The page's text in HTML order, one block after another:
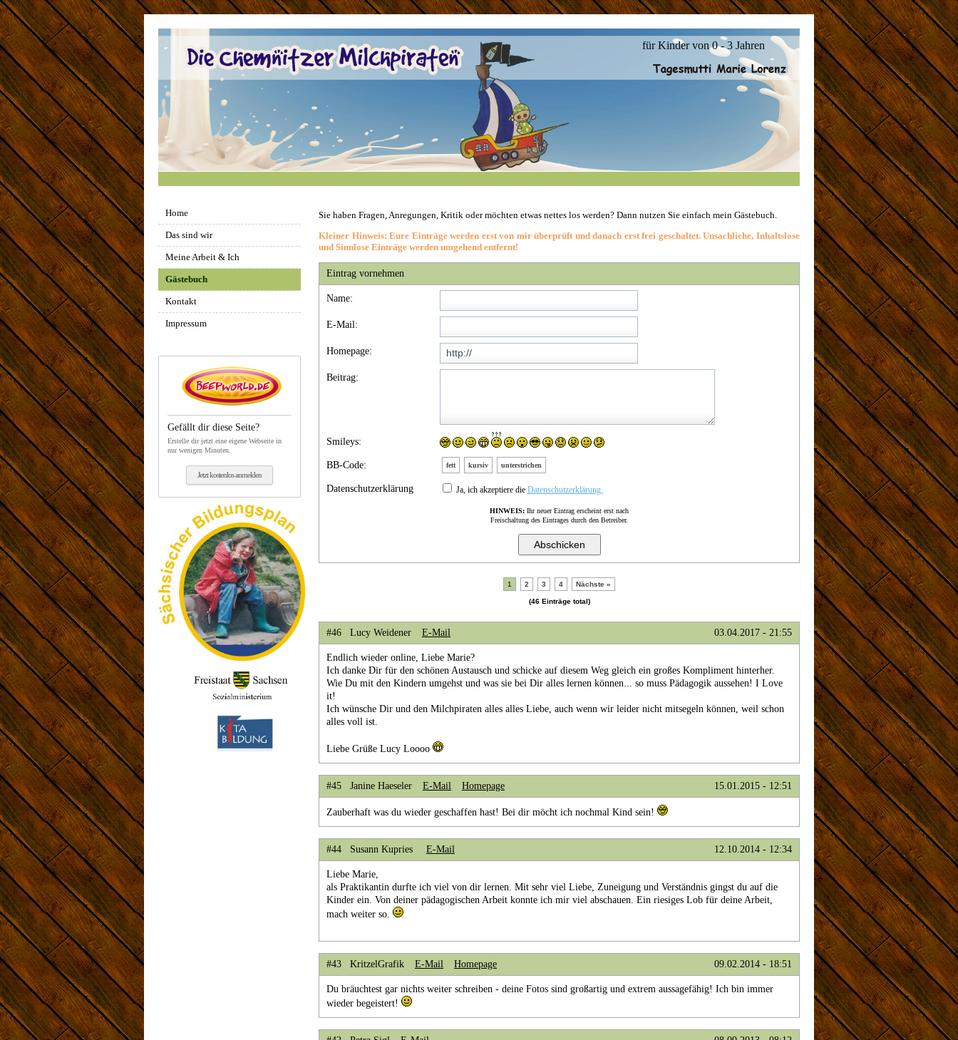
für Kinder von 0 - 3 Jahren
Home
Das sind wir
Meine Arbeit & Ich
Gästebuch
Kontakt
Impressum
Gefällt dir diese Seite?
Erstelle dir jetzt eine eigene Webseite in
nur wenigen Minuten.
Jetzt kostenlos anmelden
Sie haben Fragen, Anregungen, Kritik oder möchten etwas nettes los werden? Dann nutzen Sie einfach mein Gästebuch.
Kleiner Hinweis: Eure Einträge werden erst von mir überprüft und danach erst frei geschaltet. Unsachliche, Inhaltslose
und Sinnlose Einträge werden umgehend entfernt!
Eintrag vornehmen
Name:
E-Mail:
Homepage:
Beitrag:
Smileys:
BB-Code: fett kursiv unterstrichen
Datenschutzerklärung Ja, ich akzeptiere die Datenschutzerklärung.
HINWEIS: Ihr neuer Eintrag erscheint erst nach
Freischaltung des Eintrages durch den Betreiber.
1 2 3 4 Nächste »
(46 Einträge total)
#46 Lucy Weidener E-Mail 03.04.2017 - 21:55
Endlich wieder online, Liebe Marie?
Ich danke Dir für den schönen Austausch und schicke auf diesem Weg gleich ein großes Kompliment hinterher.
Wie Du mit den Kindern umgehst und was sie bei Dir alles lernen können... so muss Pädagogik aussehen! I Love
it!
Ich wünsche Dir und den Milchpiraten alles alles Liebe, auch wenn wir leider nicht mitsegeln können, weil schon
alles voll ist.
Liebe Grüße Lucy Loooo
#45 Janine Haeseler E-Mail Homepage 15.01.2015 - 12:51
Zauberhaft was du wieder geschaffen hast! Bei dir möcht ich nochmal Kind sein!
#44 Susann Kupries E-Mail 12.10.2014 - 12:34
Liebe Marie,
als Praktikantin durfte ich viel von dir lernen. Mit sehr viel Liebe, Zuneigung und Verständnis gingst du auf die
Kinder ein. Von deiner pädagogischen Arbeit konnte ich mir viel abschauen. Ein riesiges Lob für deine Arbeit,
mach weiter so.
#43 KritzelGrafik E-Mail Homepage 09.02.2014 - 18:51
Du bräuchtest gar nichts weiter schreiben - deine Fotos sind großartig und extrem aussagefähig! Ich bin immer
wieder begeistert!